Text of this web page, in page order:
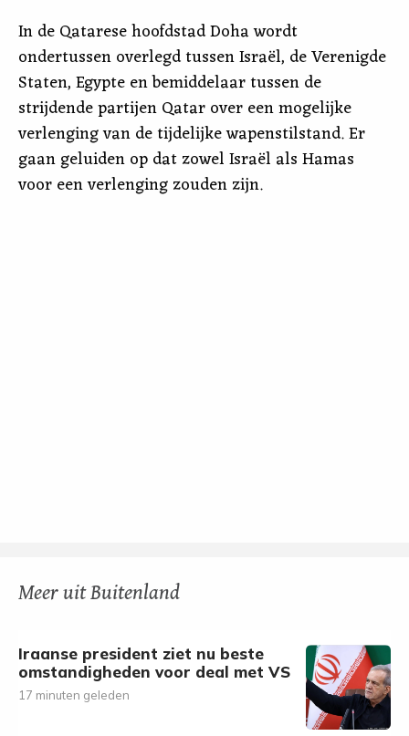
In de Qatarese hoofdstad Doha wordt
ondertussen overlegd tussen Israël, de Verenigde
Staten, Egypte en bemiddelaar tussen de
strijdende partijen Qatar over een mogelijke
verlenging van de tijdelijke wapenstilstand. Er
gaan geluiden op dat zowel Israël als Hamas
voor een verlenging zouden zijn.
Meer uit Buitenland
Iraanse president ziet nu beste
omstandigheden voor deal met VS
17 minuten geleden